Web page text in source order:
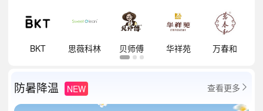
BKT 思薇科林 贝师傅 华祥苑 万春和
防暑降温 NEW 查看更多 